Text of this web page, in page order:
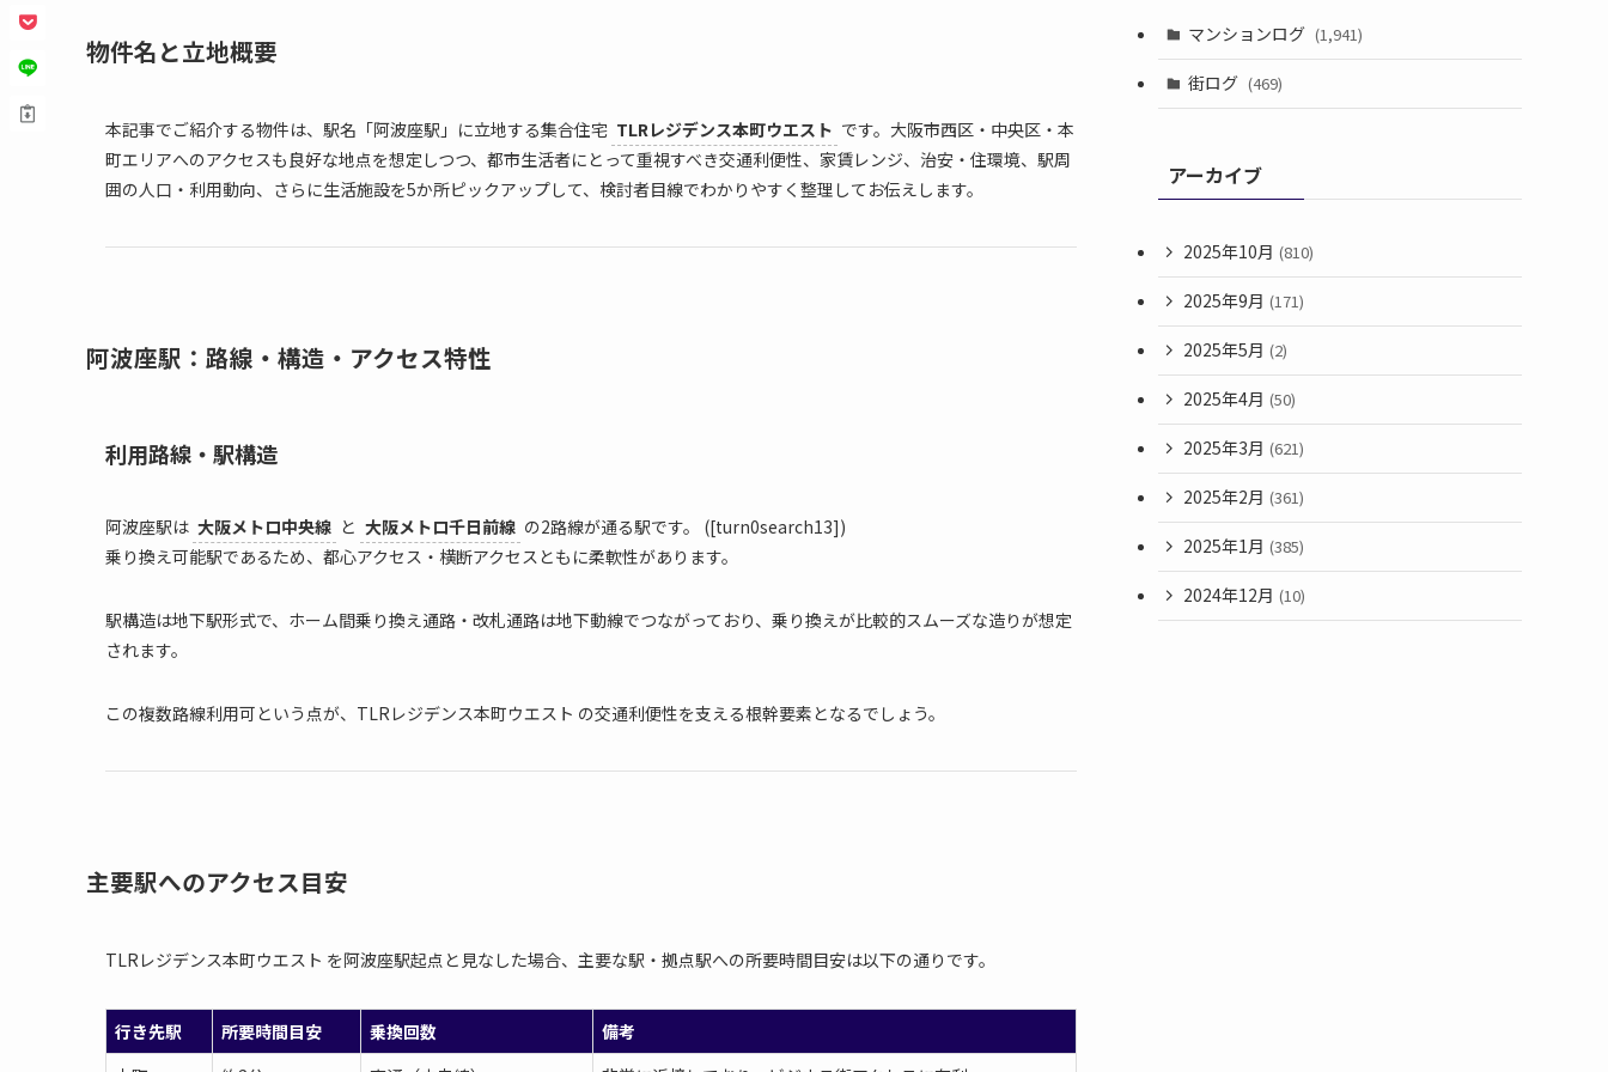
物件名と立地概要
本記事でご紹介する物件は、駅名「阿波座駅」に立地する集合住宅 TLRレジデンス本町ウエスト です。大阪市西区・中央区・本
町エリアへのアクセスも良好な地点を想定しつつ、都市生活者にとって重視すべき交通利便性、家賃レンジ、治安・住環境、駅周
囲の人口・利用動向、さらに生活施設を5か所ピックアップして、検討者目線でわかりやすく整理してお伝えします。
阿波座駅：路線・構造・アクセス特性
利用路線・駅構造
阿波座駅は 大阪メトロ中央線 と 大阪メトロ千日前線 の2路線が通る駅です。 ([turn0search13])
乗り換え可能駅であるため、都心アクセス・横断アクセスともに柔軟性があります。
駅構造は地下駅形式で、ホーム間乗り換え通路・改札通路は地下動線でつながっており、乗り換えが比較的スムーズな造りが想定
されます。
この複数路線利用可という点が、TLRレジデンス本町ウエスト の交通利便性を支える根幹要素となるでしょう。
主要駅へのアクセス目安
TLRレジデンス本町ウエスト を阿波座駅起点と見なした場合、主要な駅・拠点駅への所要時間目安は以下の通りです。
行き先駅 所要時間目安 乗換回数
備考
マンションログ (1,941)
街ログ (469)
アーカイブ
2025年10月 (810)
2025年9月 (171)
2025年5月 (2)
2025年4月 (50)
2025年3月 (621)
2025年2月 (361)
2025年1月 (385)
2024年12月 (10)